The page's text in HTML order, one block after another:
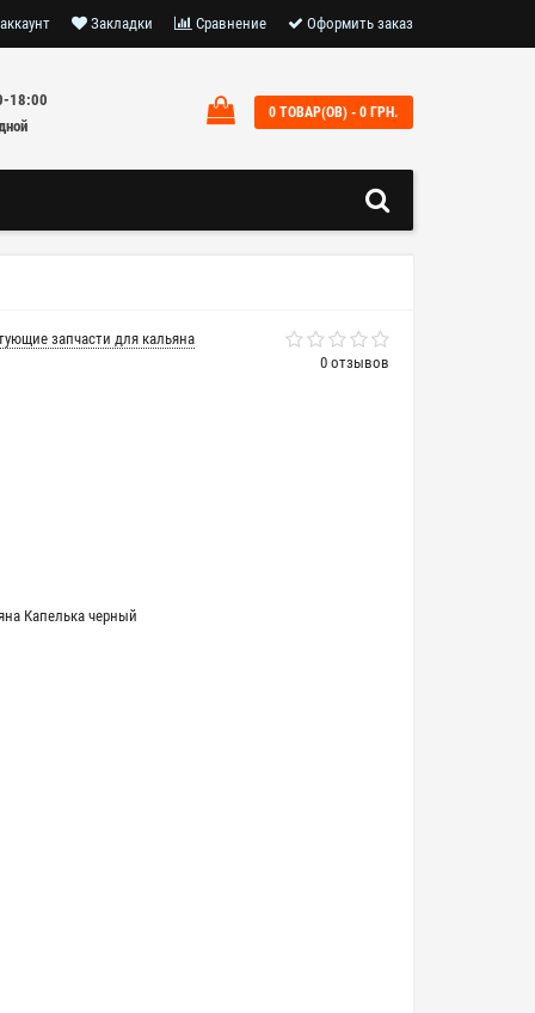
Закладки Сравнение Оформить заказ
18:00
0 ТОВАР(ОВ) - 0 ГРН.
0 отзывов
запчасти для кальяна
Капелька черный